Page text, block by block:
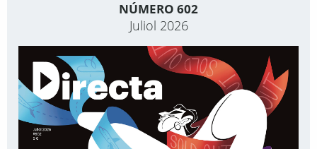
NÚMERO 602
Juliol 2026